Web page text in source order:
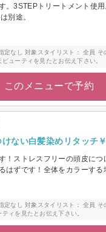
。3STEPトリートメント使
別途。
定なし 対象スタイリスト： 全員 そ
ューティを見たとお伝え下さい。
このメニューで予約
けない白髪染めリタッチ
！ストレスフリーの頭皮に
はずです！全体をカラーす
定なし 対象スタイリスト： 全員 そ
ィを見たとお伝え下さい。